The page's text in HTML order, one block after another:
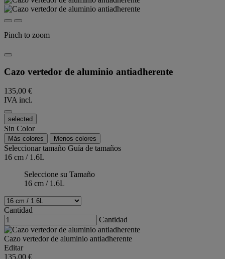
Pinch to zoom
Cazo vertedor de aluminio antiadherente
135,00 €
IVA incl.
selected
Sin Color
Más colores Menos colores
Seleccionar tamaño Guía de tamaños
16 cm / 1.6L
Seleccione su Tamaño
16 cm / 1.6L
Cantidad
Cantidad
Cazo vertedor de aluminio antiadherente
Editar
135,00 €